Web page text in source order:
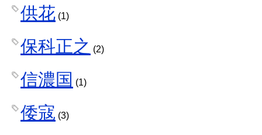
供花 (1)
保科正之 (2)
信濃国 (1)
倭寇 (3)